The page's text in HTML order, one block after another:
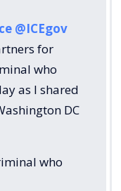
@ICEgov
for
who
as I shared
DC
who